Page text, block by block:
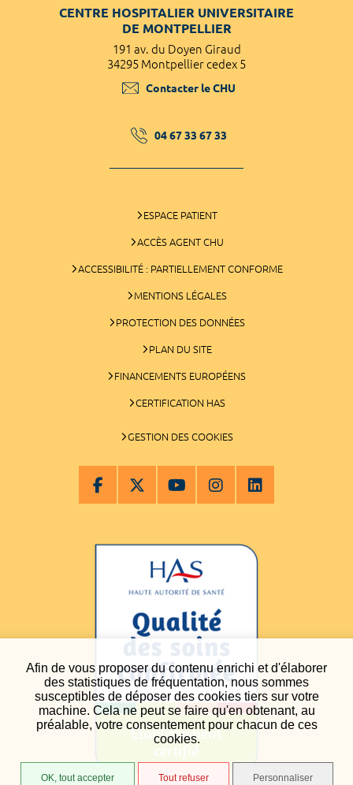
Afin de vous proposer du contenu enrichi et d'élaborer
des statistiques de fréquentation, nous sommes
susceptibles de déposer des cookies tiers sur votre
machine. Cela ne peut se faire qu'en obtenant, au
préalable, votre consentement pour chacun de ces
cookies.
OK, tout accepter Tout refuser Personnaliser
CENTRE HOSPITALIER UNIVERSITAIRE
DE MONTPELLIER
191 av. du Doyen Giraud
34295 Montpellier cedex 5
Contacter le CHU
04 67 33 67 33
ESPACE PATIENT
ACCÈS AGENT CHU
ACCESSIBILITÉ : PARTIELLEMENT CONFORME
MENTIONS LÉGALES
PROTECTION DES DONNÉES
PLAN DU SITE
FINANCEMENTS EUROPÉENS
CERTIFICATION HAS
GESTION DES COOKIES